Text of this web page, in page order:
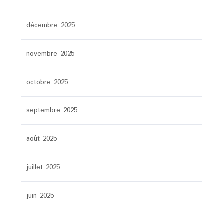
décembre 2025
novembre 2025
octobre 2025
septembre 2025
août 2025
juillet 2025
juin 2025